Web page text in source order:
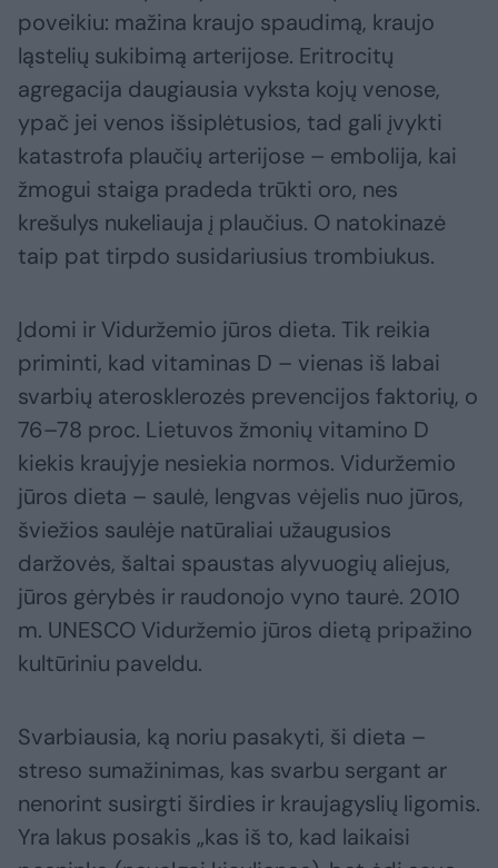
poveikiu: mažina kraujo spaudimą, kraujo
ląstelių sukibimą arterijose. Eritrocitų
agregacija daugiausia vyksta kojų venose,
ypač jei venos išsiplėtusios, tad gali įvykti
katastrofa plaučių arterijose – embolija, kai
žmogui staiga pradeda trūkti oro, nes
krešulys nukeliauja į plaučius. O natokinazė
taip pat tirpdo susidariusius trombiukus.
Įdomi ir Viduržemio jūros dieta. Tik reikia
priminti, kad vitaminas D – vienas iš labai
svarbių aterosklerozės prevencijos faktorių, o
76–78 proc. Lietuvos žmonių vitamino D
kiekis kraujyje nesiekia normos. Viduržemio
jūros dieta – saulė, lengvas vėjelis nuo jūros,
šviežios saulėje natūraliai užaugusios
daržovės, šaltai spaustas alyvuogių aliejus,
jūros gėrybės ir raudonojo vyno taurė. 2010
m. UNESCO Viduržemio jūros dietą pripažino
kultūriniu paveldu.
Svarbiausia, ką noriu pasakyti, ši dieta –
streso sumažinimas, kas svarbu sergant ar
nenorint susirgti širdies ir kraujagyslių ligomis.
Yra lakus posakis „kas iš to, kad laikaisi